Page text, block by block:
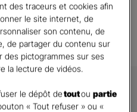
DE DEVIS
des traceurs et cookies afin
le site internet, de
son contenu, de
de partager du contenu sur
des pictogrammes sur ses
la lecture de vidéos.
le dépôt detoutoupartie
« Tout refuser » ou «